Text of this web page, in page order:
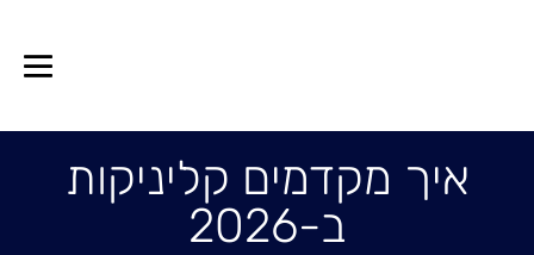
איך מקדמים קליניקות
ב-2026